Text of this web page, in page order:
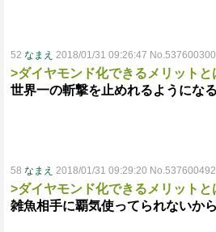
52 なまえ 2018/01/31 09:26:47 No.537600300
>ダイヤモンド化できるメリット
世界一の斬撃を止めれるようになる
58 なまえ 2018/01/31 09:29:20 No.537600492
>ダイヤモンド化できるメリット
雑魚相手に覇気使ってられないか